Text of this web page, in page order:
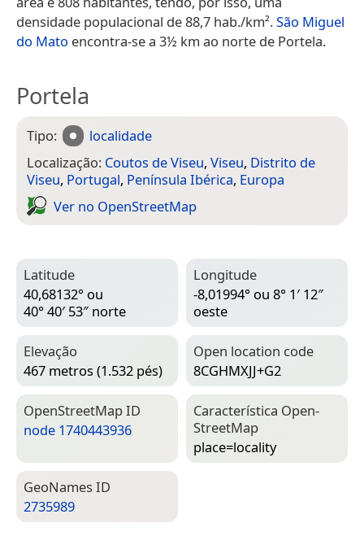
densidade populacional de 88,7 hab./km².São Miguel
do Mato encontra-se a 3½ km ao norte de Portela.
Portela
Tipo:
localidade
Localização: Coutos de Viseu, Viseu, Distrito de
Viseu, Portugal, Península Ibérica, Europa
Ver no Open­Street­Map
Latitude
40,68132° ou
40° 40′ 53″ norte
Longitude
-8,01994° ou 8° 1′ 12″
oeste
Elevação
467 metros (1.532 pés)
Open location code
8CGHMXJJ+G2
Open­Street­Map ID
node 1740443936
Característica Open­
Street­Map
place=­locality
Geo­Names ID
2735989